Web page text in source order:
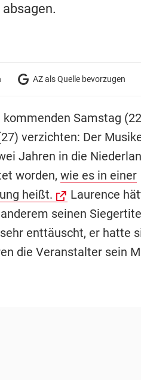
AZ als Quelle bevorzugen
kommenden Samstag
verzichten: Der
Jahren in die
worden, wie es in einer
heißt.
Laurence
seinen
enttäuscht, er hatte
die Veranstalter sein